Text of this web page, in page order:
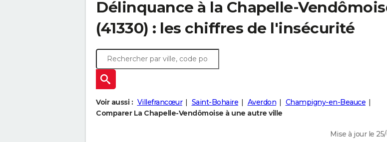
Délinquance à la Chapelle-
(41330) : les chiffres de l'insécurité
Voir aussi : Villefrancœur Saint-Bohaire Averdon
Champigny-en-Beauce
Comparer La Chapelle-Vendômoise à une autre ville
Mise à jour le